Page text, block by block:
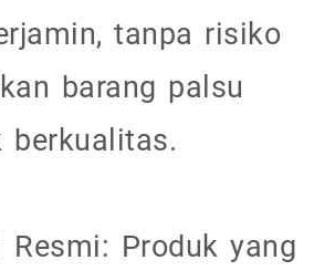
tanpa risiko
barang palsu
berkualitas.
Resmi: Produk yang